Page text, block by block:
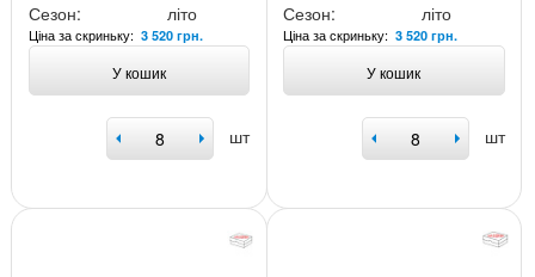
Сезон:
літо
Ціна за скриньку: 3 520 грн.
У кошик
шт
Сезон:
літо
Ціна за скриньку:3 520 грн.
У кошик
шт